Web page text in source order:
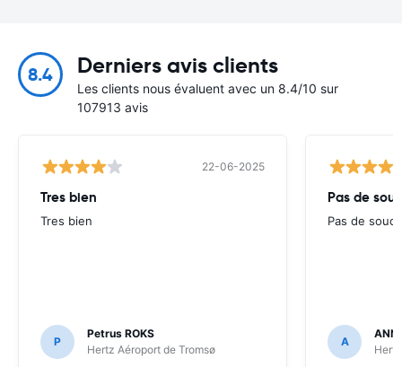
8.4 Derniers avis clients
Les clients nous évaluent avec un 8.4/10 sur
107913 avis
22-06-2025
Tres bien
Tres bien
P
Petrus ROKS
Hertz Aéroport de Tromsø
Pas de
Pas de
A